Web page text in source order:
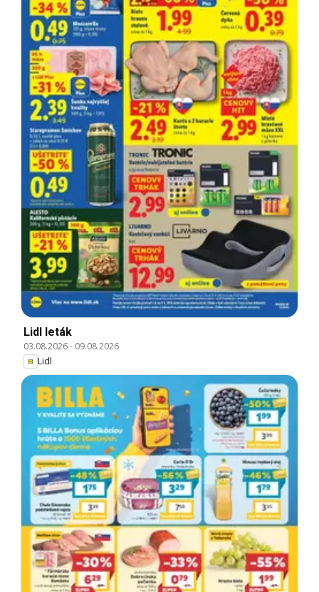
Lidl leták
03.08.2026- 09.08.2026
Lidl